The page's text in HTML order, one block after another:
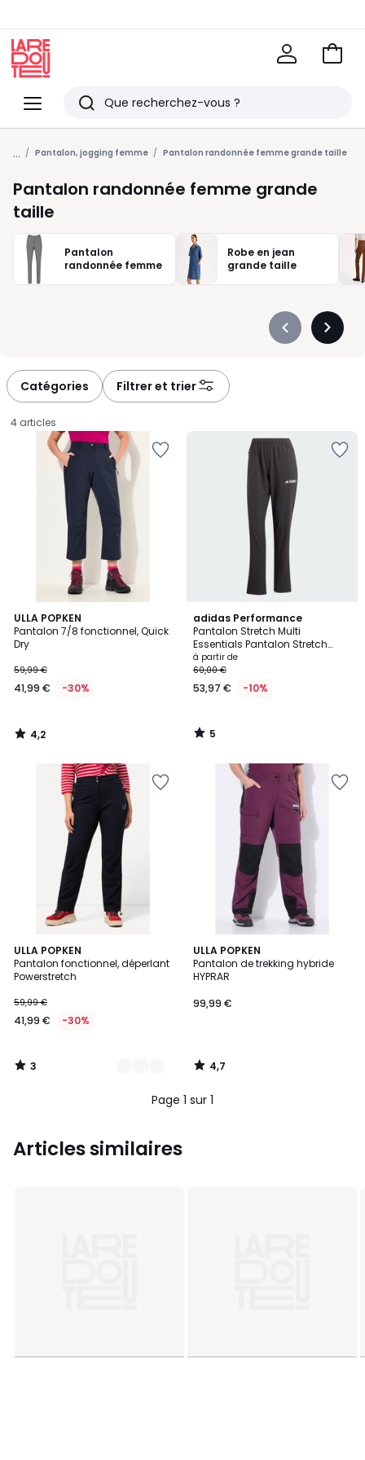
Menu
Redoute
Rechercher
Derniers
articles
vus
Voir
... Pantalon, jogging femme Pantalon randonnée femme grande taille
Pantalon randonnée femme grande
taille
Pantalon
randonnée femme
Robe en jean
grande taille
Précédent
Catégories Filtrer et trier
4 articles
ULLA POPKEN
Pantalon 7/8 fonctionnel, Quick
Dry
€
au
de
59,99
réduction
appliquée.
59,99 €
41,99 € -30%
4,2
/ 5
4,2
/
adidas Performance
Pantalon Stretch Multi
Essentials Pantalon Stretch
Multi Essentials
à partir de
60,00 €
53,97 € -10%
5
/
5
5
/
ULLA POPKEN
Pantalon fonctionnel, déperlant
Powerstretch
59,99 €
41,99 € -30%
3
/
5
2
Couleurs
3
/
ULLA POPKEN
Pantalon de trekking hybride
HYPRAR
99,99 €
4,7
/ 5
4,7
/
Page 1 sur 1
Articles similaires